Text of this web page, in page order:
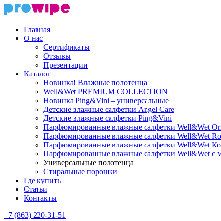
Главная
О нас
Сертификаты
Отзывы
Презентации
Каталог
Новинка! Влажные полотенца
Well&Wet PREMIUM COLLECTION
Новинка Ping&Vini – универсальные
Детские влажные салфетки Angel Care
Детские влажные салфетки Ping&Vini
Парфюмированные влажные салфетки Well&Wet
Парфюмированные влажные салфетки Well&Wet
Парфюмированные влажные салфетки Well&Wet
Парфюмированные влажные салфетки Well&Wet с
Универсальные полотенца
Стиральные порошки
Где купить
Статьи
Контакты
+7 (863) 220-31-51